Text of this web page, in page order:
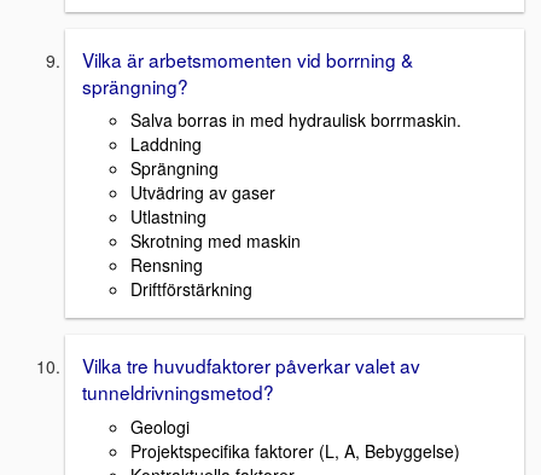
Vilka är arbetsmomenten vid borrning &
sprängning?
Salva borras in med hydraulisk borrmaskin.
Laddning
Sprängning
Utvädring av gaser
Utlastning
Skrotning med maskin
Rensning
Driftförstärkning
Vilka tre huvudfaktorer påverkar valet av
tunneldrivningsmetod?
Geologi
Projektspecifika faktorer (L, A, Bebyggelse)